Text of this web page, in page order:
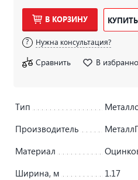
В КОРЗИНУ
Нужна консультация?
Сравнить В
Тип
Производитель
Материал
Ширина, м
1.17